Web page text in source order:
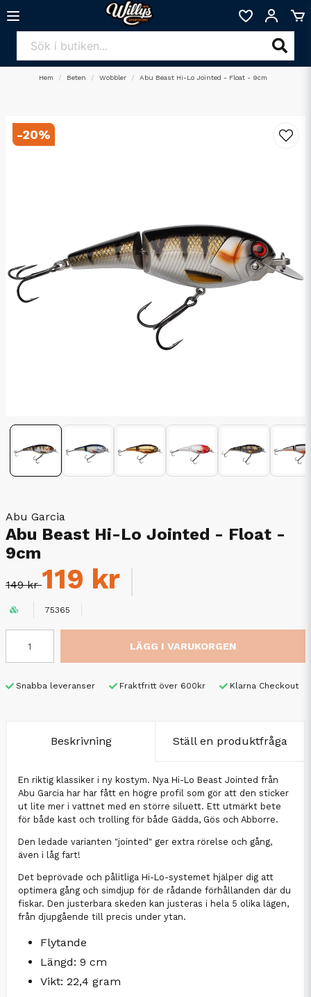
Hem Beten Wobbler Abu Beast Hi-Lo Jointed - Float - 9cm
-20%
Abu Garcia
Abu Beast Hi-Lo Jointed - Float -
9cm
149 kr119 kr
75365
LÄGG I VARUKORGEN
Snabba leveranser Fraktfritt över 600kr Klarna Checkout
Beskrivning Ställ en produktfråga
En riktig klassiker i ny kostym. Nya Hi-Lo Beast Jointed från
Abu Garcia har har fått en högre profil som gör att den sticker
ut lite mer i vattnet med en större siluett. Ett utmärkt bete
för både kast och trolling för både Gädda, Gös och Abborre.
Den ledade varianten "jointed" ger extra rörelse och gång,
även i låg fart!
Det beprövade och pålitliga Hi-Lo-systemet hjälper dig att
optimera gång och simdjup för de rådande förhållanden där du
fiskar. Den justerbara skeden kan justeras i hela 5 olika lägen,
från djupgående till precis under ytan.
Flytande
Längd: 9 cm
Vikt: 22,4 gram